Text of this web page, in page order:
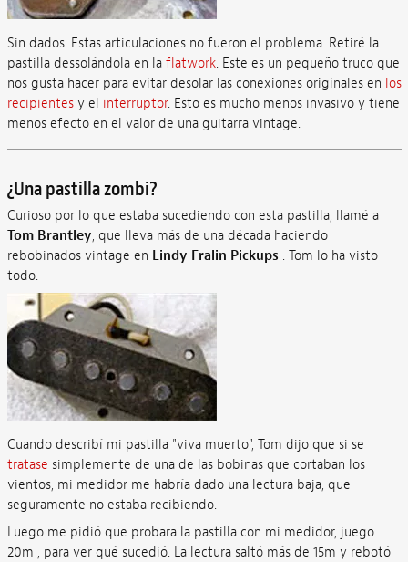
Sin dados. Estas articulaciones no fueron el problema. Retiré la
pastilla dessolándola en la flatwork. Este es un pequeño truco que
nos gusta hacer para evitar desolar las conexiones originales en los
recipientesy el interruptor. Esto es mucho menos invasivo y tiene
menos efecto en el valor de una guitarra vintage.
¿Una pastilla zombi?
Curioso por lo que estaba sucediendo con esta pastilla, llamé a
Tom Brantley, que lleva más de una década haciendo
rebobinados vintage en Lindy Fralin Pickups . Tom lo ha visto
todo.
Cuando describí mi pastilla "viva muerto", Tom dijo que si se
tratase simplemente de una de las bobinas que cortaban los
vientos, mi medidor me habría dado una lectura baja, que
seguramente no estaba recibiendo.
Luego me pidió que probara la pastilla con mi medidor, juego
20m , para ver qué sucedió. La lectura saltó más de 15m y rebotó